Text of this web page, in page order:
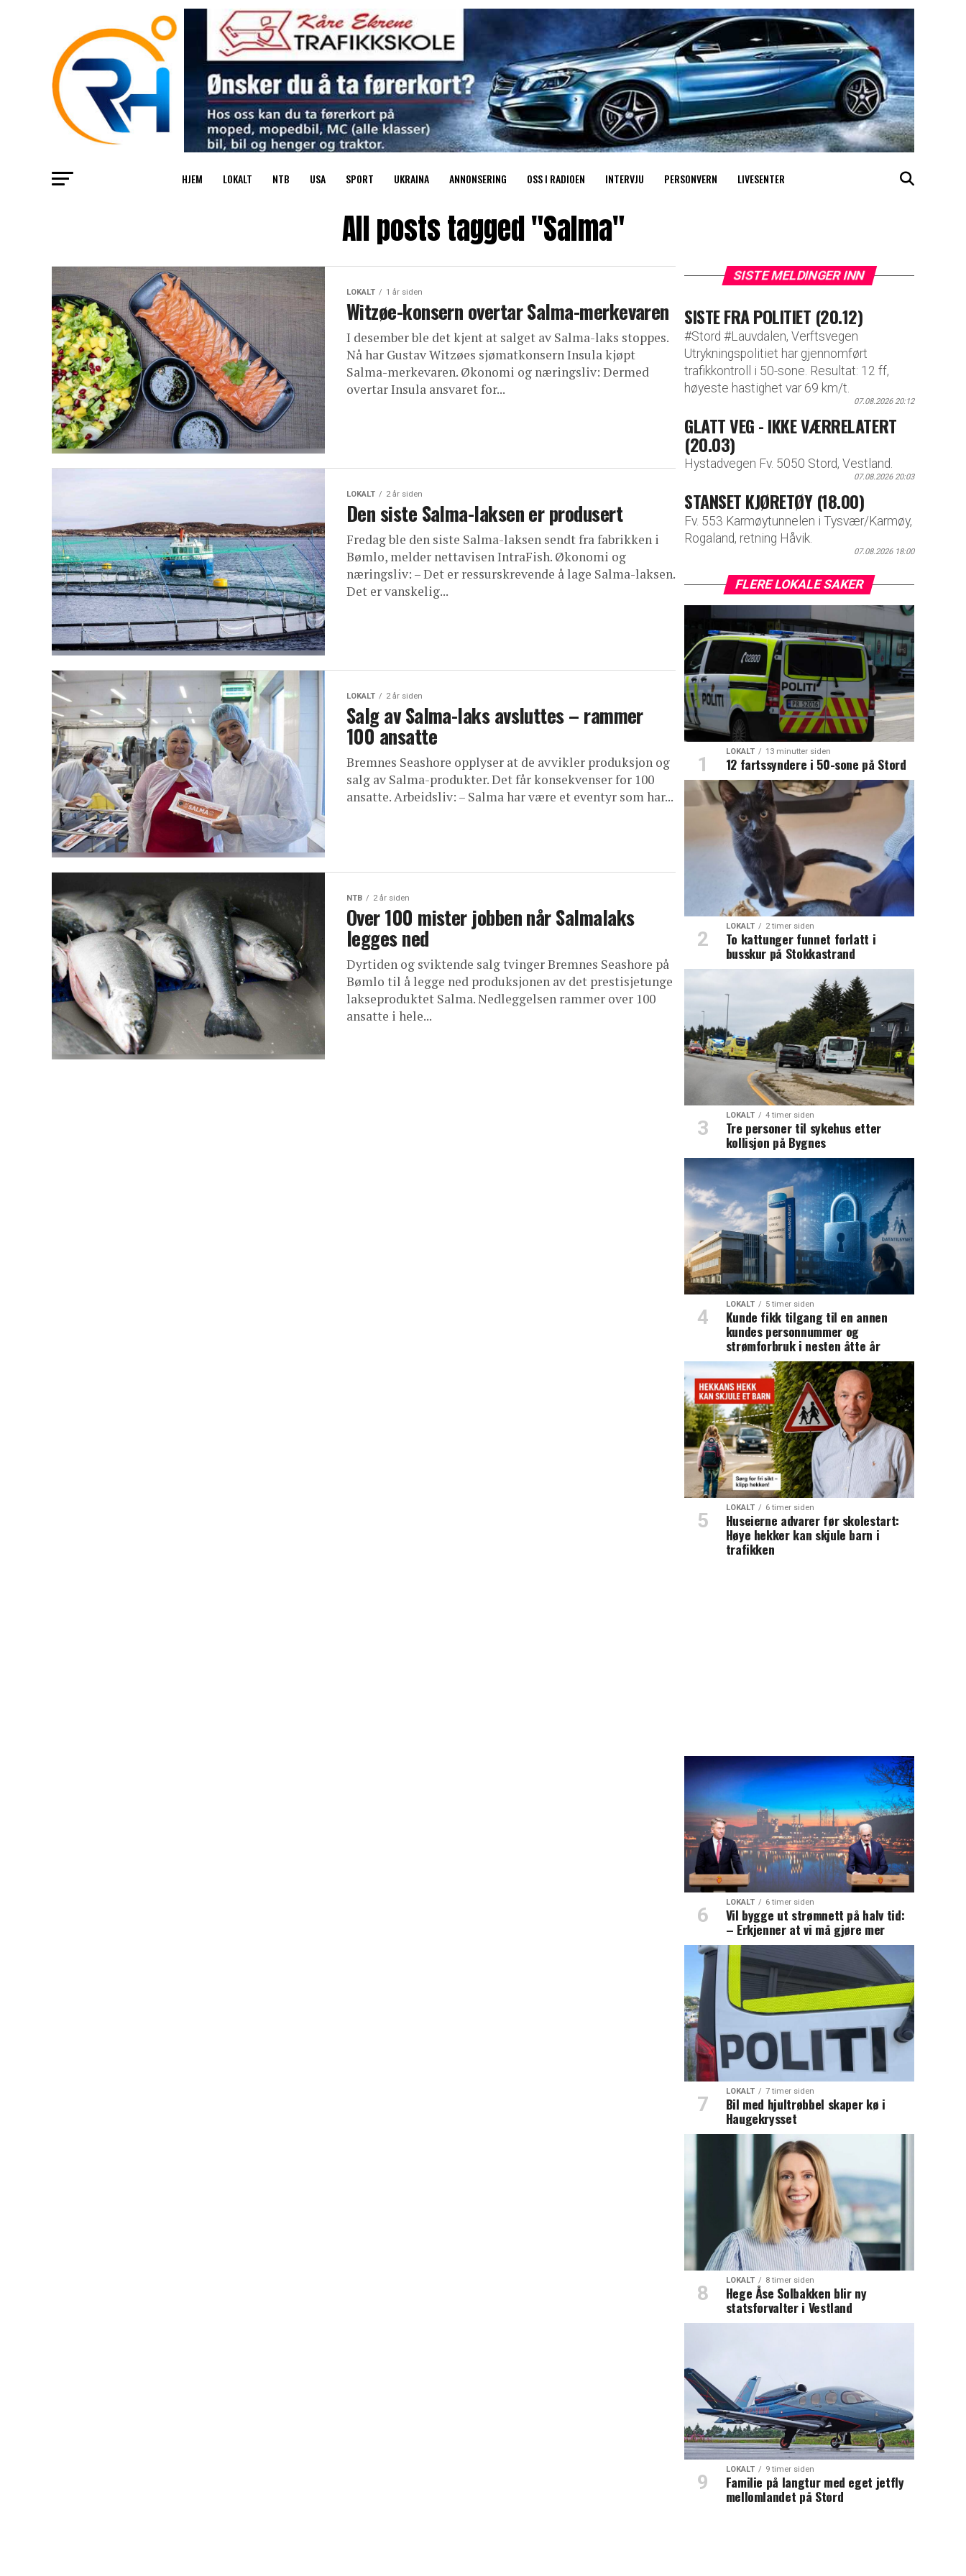
HJEM LOKALT NTB USA SPORT UKRAINA ANNONSERING OSS I RADIOEN INTERVJU PERSONVERN LIVESENTER
All posts tagged "Salma"
LOKALT 1 år siden
Witzøe-konsern overtar Salma-merkevaren
I desember ble det kjent at salget av Salma-laks stoppes.
Nå har Gustav Witzøes sjømatkonsern Insula kjøpt
Salma-merkevaren. Økonomi og næringsliv: Dermed
overtar Insula ansvaret for...
LOKALT 2 år siden
Den siste Salma-laksen er produsert
Fredag ble den siste Salma-laksen sendt fra fabrikken i
Bømlo, melder nettavisen IntraFish. Økonomi og
næringsliv: – Det er ressurskrevende å lage Salma-laksen.
Det er vanskelig...
LOKALT 2 år siden
Salg av Salma-laks avsluttes – rammer
100 ansatte
Bremnes Seashore opplyser at de avvikler produksjon og
salg av Salma-produkter. Det får konsekvenser for 100
ansatte. Arbeidsliv: – Salma har være et eventyr som har...
NTB 2 år siden
Over 100 mister jobben når Salmalaks
legges ned
Dyrtiden og sviktende salg tvinger Bremnes Seashore på
Bømlo til å legge ned produksjonen av det prestisjetunge
lakseproduktet Salma. Nedleggelsen rammer over 100
ansatte i hele...
SISTE MELDINGER INN
SISTE FRA POLITIET (20.12)
#Stord #Lauvdalen, Verftsvegen
Utrykningspolitiet har gjennomført
trafikkontroll i 50-sone. Resultat: 12 ff,
høyeste hastighet var 69 km/t.
07.08.2026 20:12
GLATT VEG - IKKE VÆRRELATERT
(20.03)
Hystadvegen Fv. 5050 Stord, Vestland.
07.08.2026 20:03
STANSET KJØRETØY (18.00)
Fv. 553 Karmøytunnelen i Tysvær/Karmøy,
Rogaland, retning Håvik.
07.08.2026 18:00
FLERE LOKALE SAKER
LOKALT 13 minutter siden
12 fartssyndere i 50-sone på Stord
LOKALT 2 timer siden
To kattunger funnet forlatt i
busskur på Stokkastrand
LOKALT 4 timer siden
Tre personer til sykehus etter
kollisjon på Bygnes
LOKALT 5 timer siden
Kunde fikk tilgang til en annen
kundes personnummer og
strømforbruk i nesten åtte år
LOKALT 6 timer siden
Huseierne advarer før skolestart:
Høye hekker kan skjule barn i
trafikken
LOKALT 6 timer siden
Vil bygge ut strømnett på halv tid:
– Erkjenner at vi må gjøre mer
LOKALT 7 timer siden
Bil med hjultrøbbel skaper kø i
Haugekrysset
LOKALT 8 timer siden
Hege Åse Solbakken blir ny
statsforvalter i Vestland
LOKALT 9 timer siden
Familie på langtur med eget jetfly
mellomlandet på Stord